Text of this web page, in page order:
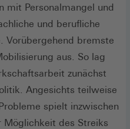
mit Personalmangel und
und berufliche
Vorübergehend bremste
aus. So lag
zunächst
Angesichts teilweise
spielt inzwischen
des Streiks